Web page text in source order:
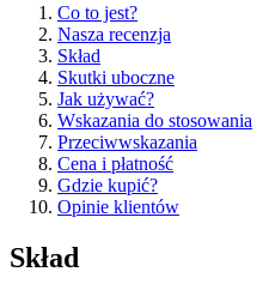
Co to jest?
Nasza recenzja
Skład
Skutki uboczne
Jak używać?
Wskazania do stosowania
Przeciwwskazania
Cena i płatność
Gdzie kupić?
Opinie klientów
Skład